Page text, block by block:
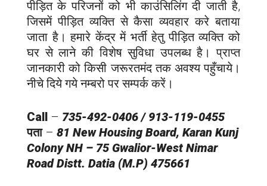
पीड़ित के परिजनों को भी काउंसिलिंग दी जाती है,
जिसमें पीड़ित व्यक्ति से कैसा व्यवहार करे बताया
जाता है। हमारे केंद्र में भर्ती हेतु पीड़ित व्यक्ति को
घर से लाने की विशेष सुविधा उपलब्ध है। प्राप्त
जानकारी को किसी जरूरतमंद तक अवश्य पहुँचाये।
नीचे दिये गये नम्बरो पर सम्पर्क करें।
Call – 735-492-0406 / 913-119-0455
पता– 81 New Housing Board, Karan Kunj
Colony NH – 75 Gwalior-West Nimar
Road Distt. Datia (M.P) 475661